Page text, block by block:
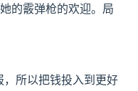
的霰弹枪的欢迎。局
所以把钱投入到更好